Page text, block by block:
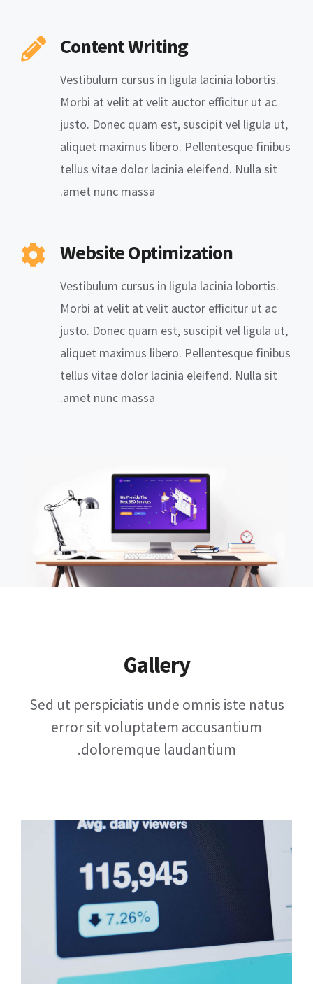
Content Writing
Vestibulum cursus in ligula lacinia lobortis.
Morbi at velit at velit auctor efficitur ut ac
justo. Donec quam est, suscipit vel ligula ut,
aliquet maximus libero. Pellentesque finibus
tellus vitae dolor lacinia eleifend. Nulla sit
amet nunc massa.
Website Optimization
Vestibulum cursus in ligula lacinia lobortis.
Morbi at velit at velit auctor efficitur ut ac
justo. Donec quam est, suscipit vel ligula ut,
aliquet maximus libero. Pellentesque finibus
tellus vitae dolor lacinia eleifend. Nulla sit
amet nunc massa.
Gallery
Sed ut perspiciatis unde omnis iste natus
error sit voluptatem accusantium
doloremque laudantium.